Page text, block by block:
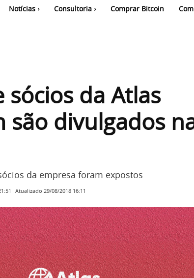
Notícias Consultoria Comprar Bitcoin
sócios da Atlas
são divulgados
da empresa foram expostos
Atualizado 29/08/2018 16:11